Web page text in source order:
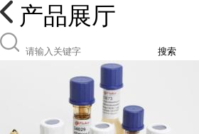
产品展厅
搜索